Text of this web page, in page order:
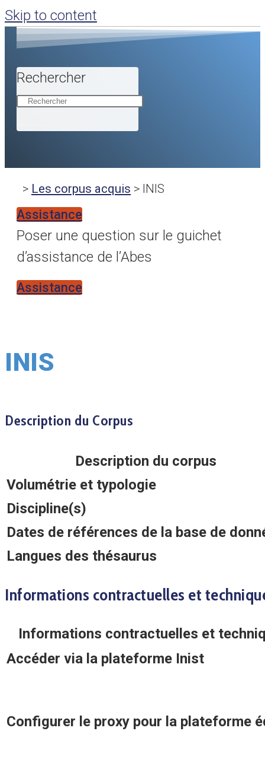
Skip to content
Rechercher
> Les corpus acquis > INIS
Assistance
Poser une question sur le guichet
d’assistance de l’Abes
Assistance
INIS
Description du Corpus
Description du corpus
Volumétrie et typologie
Discipline(s)
Dates de références de la base de
Langues des thésaurus
Informations contractuelles et
Informations contractuelles et
Accéder via la plateforme Inist
Configurer le proxy pour la plateforme